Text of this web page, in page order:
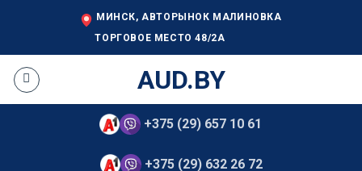
МИНСК, АВТОРЫНОК МАЛИНОВКА
ТОРГОВОЕ МЕСТО 48/2А
AUD.BY
+375 (29) 657 10 61
+375 (29) 632 26 72